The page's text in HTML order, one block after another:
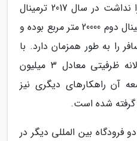
مخصوصا پروازهای ایرآسیا را نداشت در سال 2017 ترمینال
دوم ساخته شد. مساحت ترمینال دوم 20000 متر مربع بوده و
و 200 نفر مسافر را به طور همزمان دارد. با
این حساب این ترمینال سالانه ظرفیتی معادل 3 میلیون
آن راهکارهای دیگری نیز
گرفته شده است.
فرودگاه بین المللی دیگر در